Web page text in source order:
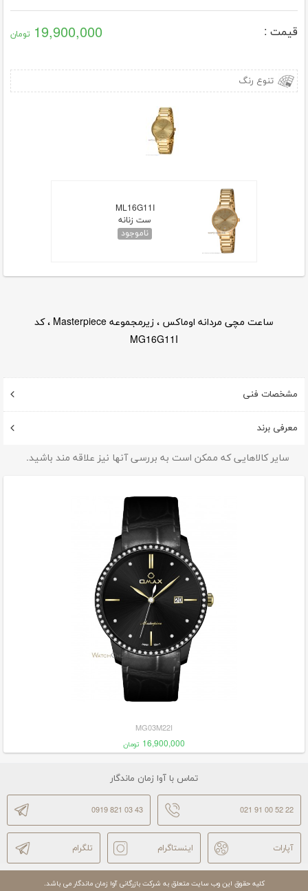
قیمت : 19,900,000 تومان
تنوع رنگ
ML16G11I
ست زنانه
ناموجود
ساعت مچی مردانه اوماکس ، زیرمجموعه Masterpiece ، کد
MG16G11I
مشخصات فنی
معرفی برند
سایر کالاهایی که ممکن است به بررسی آنها نیز علاقه مند باشید.
MG03M22I
16,900,000 تومان
تماس با آوا زمان ماندگار
021 91 00 52 22
0919 821 03 43
آپارات اینستاگرام تلگرام
کلیه حقوق این وب سایت متعلق به شرکت بازرگانی آوا زمان ماندگار می باشد.